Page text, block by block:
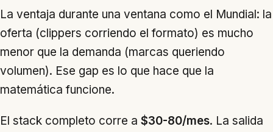
La ventaja durante una ventana como el Mundial: la
oferta (clippers corriendo el formato) es mucho
menor que la demanda (marcas queriendo
volumen). Ese gap es lo que hace que la
matemática funcione.
El stack completo corre a $30-80/mes. La salida